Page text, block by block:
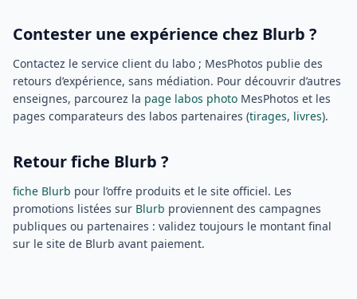
Contester une expérience chez Blurb ?
Contactez le service client du labo ; MesPhotos publie des
retours d’expérience, sans médiation. Pour découvrir d’autres
enseignes, parcourez la page labos photo MesPhotos et les
pages comparateurs des labos partenaires (tirages, livres).
Retour fiche Blurb ?
fiche Blurb pour l’offre produits et le site officiel. Les
promotions listées sur Blurb proviennent des campagnes
publiques ou partenaires : validez toujours le montant final
sur le site de Blurb avant paiement.